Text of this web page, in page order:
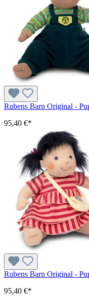
Rubens Barn Original -
95,40 €*
Rubens Barn Original -
95,40 €*